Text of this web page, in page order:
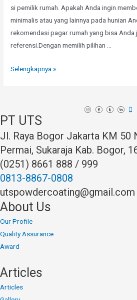
si pemilik rumah. Apakah Anda ingin
minimalis atau yang lainnya pada hunian
rekomendasi pagar rumah yang bisa Anda
referensi.Dengan memilih pilihan …
Rekomendasi
Selengkapnya »
PT UTS
Jl. Raya Bogor Jakarta KM 50
Permai, Sukaraja Kab. Bogor,
(0251) 8661 888 / 999
0813-8867-0808
utspowdercoating@gmail.com
About Us
Our Profile
Quality Assurance
Award
Articles
Articles